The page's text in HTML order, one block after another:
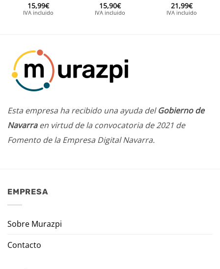
15,99€
IVA incluido
15,90€
IVA incluido
21,99€
IVA incluido
Esta empresa ha recibido una ayuda delGobierno de
Navarraen virtud de la convocatoria de 2021 de
Fomento de la Empresa Digital Navarra.
EMPRESA
Sobre Murazpi
Contacto